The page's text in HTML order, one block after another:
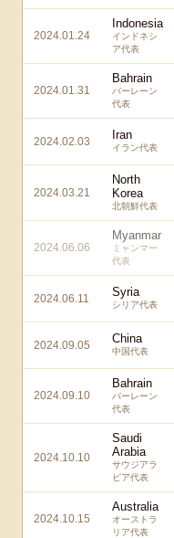
2024.01.24
Indonesia
インドネシ
ア代表
2024.01.31
Bahrain
バーレーン
代表
2024.02.03 Iran
イラン代表
2024.03.21
North
Korea
北朝鮮代表
2024.06.06
Myanmar
ミャンマー
代表
2024.06.11 Syria
シリア代表
2024.09.05 China
中国代表
2024.09.10
Bahrain
バーレーン
代表
2024.10.10
Saudi
Arabia
サウジアラ
ビア代表
2024.10.15
Australia
オーストラ
リア代表